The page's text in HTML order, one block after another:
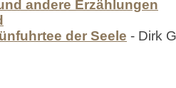
andere Erzählungen
der Seele - Dirk